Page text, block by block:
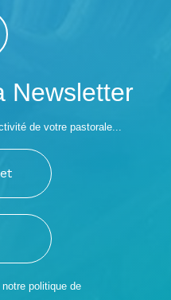
Newsletter
de votre pastorale...
politique de